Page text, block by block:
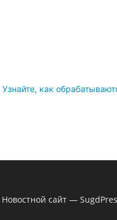
Узнайте, как
Новостной сайт —